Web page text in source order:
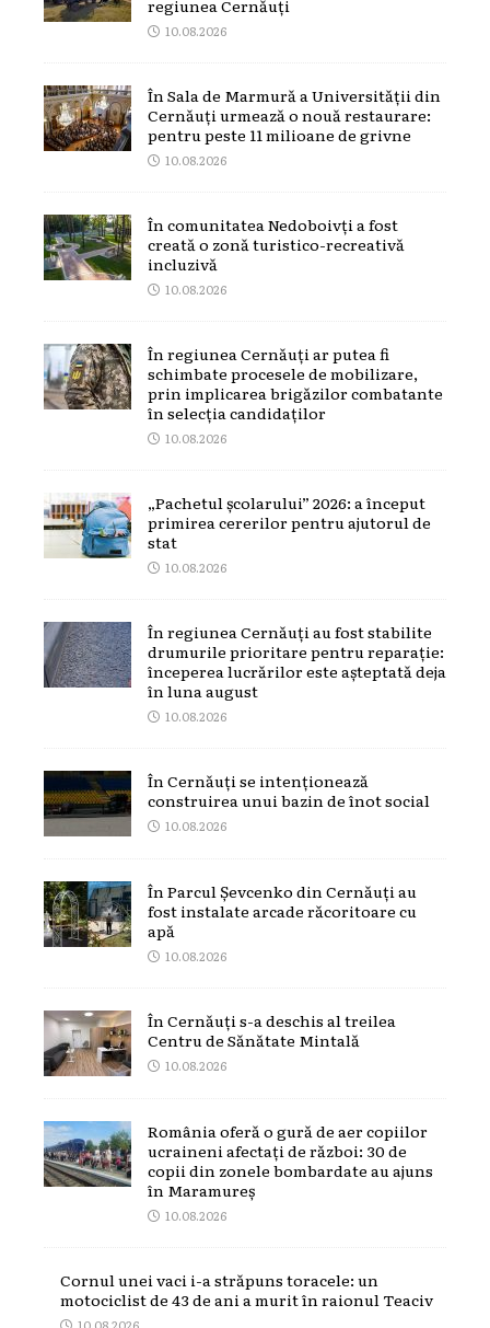
regiunea Cernăuți
10.08.2026
În Sala de Marmură a Universității din
Cernăuți urmează o nouă restaurare:
pentru peste 11 milioane de grivne
10.08.2026
În comunitatea Nedoboivți a fost
creată o zonă turistico-recreativă
incluzivă
10.08.2026
În regiunea Cernăuți ar putea fi
schimbate procesele de mobilizare,
prin implicarea brigăzilor combatante
în selecția candidaților
10.08.2026
„Pachetul școlarului” 2026: a început
primirea cererilor pentru ajutorul de
stat
10.08.2026
În regiunea Cernăuți au fost stabilite
drumurile prioritare pentru reparație:
începerea lucrărilor este așteptată deja
în luna august
10.08.2026
În Cernăuți se intenționează
construirea unui bazin de înot social
10.08.2026
În Parcul Șevcenko din Cernăuți au
fost instalate arcade răcoritoare cu
apă
10.08.2026
În Cernăuți s-a deschis al treilea
Centru de Sănătate Mintală
10.08.2026
România oferă o gură de aer copiilor
ucraineni afectați de război: 30 de
copii din zonele bombardate au ajuns
în Maramureș
10.08.2026
Cornul unei vaci i-a străpuns toracele: un
motociclist de 43 de ani a murit în raionul Teaciv